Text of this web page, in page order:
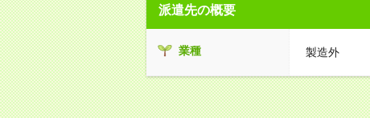
派遣先の概要
業種 製造外